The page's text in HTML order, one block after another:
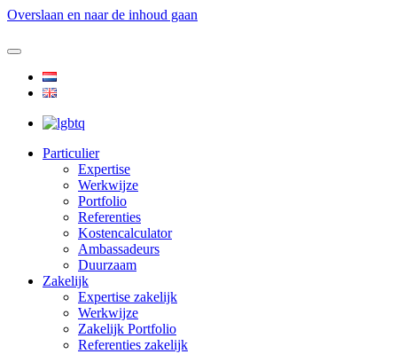
Overslaan en naar de inhoud gaan
Particulier
Expertise
Werkwijze
Portfolio
Referenties
Kostencalculator
Ambassadeurs
Duurzaam
Zakelijk
Expertise zakelijk
Werkwijze
Zakelijk Portfolio
Referenties zakelijk